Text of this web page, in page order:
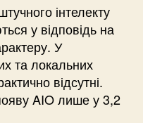
інтелекту
у відповідь на
У
та локальних
відсутні.
AIO лише у 3,2